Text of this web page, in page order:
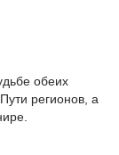
обеих
регионов, а